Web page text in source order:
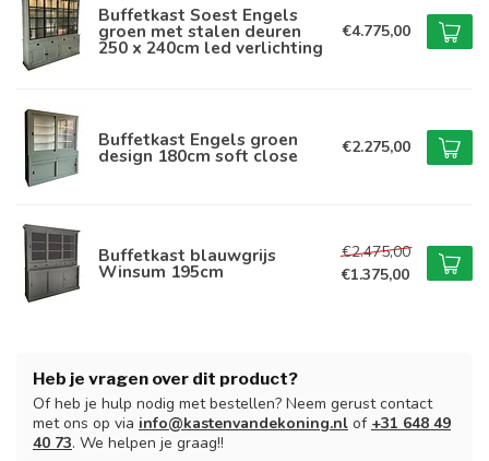
Buffetkast Soest Engels
groen met stalen deuren
250 x 240cm led verlichting
€4.775,00
Buffetkast Engels groen
design 180cm soft close €2.275,00
Buffetkast blauwgrijs
Winsum 195cm
€2.475,00
€1.375,00
Heb je vragen over dit product?
Of heb je hulp nodig met bestellen? Neem gerust contact
met ons op via info@kastenvandekoning.nl of +31 648 49
40 73. We helpen je graag!!